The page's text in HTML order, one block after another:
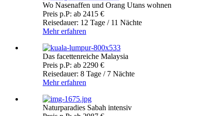
Wo Nasenaffen und Orang Utans wohnen
Preis p.P: ab 2415 €
Reisedauer: 12 Tage / 11 Nächte
Mehr erfahren
Das facettenreiche Malaysia
Preis p.P: ab 2290 €
Reisedauer: 8 Tage / 7 Nächte
Mehr erfahren
Naturparadies Sabah intensiv